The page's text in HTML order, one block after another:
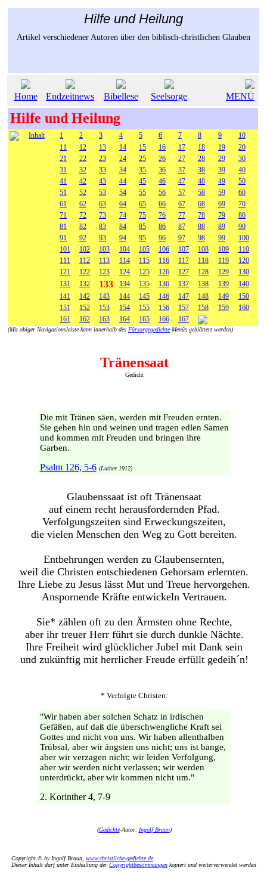
Hilfe und Heilung
Artikel verschiedener Autoren über den biblisch-christlichen Glauben
Home Endzeitnews Bibellese Seelsorge MENÜ
Hilfe und Heilung
Inhalt 1 2 3 4 5 6 7 8 9
10
11
12 13 14 15 16 17 18 19
20
21
22 23 24 25 26 27 28 29
30
31
32 33 34 35 36 37 38 39
40
41
42 43 44 45 46 47 48 49
50
51
52 53 54 55 56 57 58 59
60
61
62 63 64 65 66 67 68 69
70
71
72 73 74 75 76 77 78 79
80
81
82 83 84 85 86 87 88 89
90
91
92 93 94 95 96 97 98 99
100
101
102 103 104 105 106 107 108 109
110
111
112 113 114 115 116 117 118 119
120
121
122 123 124 125 126 127 128 129
130
131
132 133 134 135 136 137 138 139
140
141
142 143 144 145 146 147 148 149
150
151
152 153 154 155 156 157 158 159
160
161
162 163 164 165 166 167
(Mit obiger Navigationsleiste kann innerhalb des Fürsorgegedichte-Menüs geblättert werden)
Tränensaat
Gedicht
Die mit Tränen säen, werden mit Freuden ernten.
Sie gehen hin und weinen und tragen edlen Samen
und kommen mit Freuden und bringen ihre
Garben.
Psalm 126, 5-6 (Luther 1912)
Glaubenssaat ist oft Tränensaat
auf einem recht herausfordernden Pfad.
Verfolgungszeiten sind Erweckungszeiten,
die vielen Menschen den Weg zu Gott bereiten.
Entbehrungen werden zu Glaubensernten,
weil die Christen entschiedenen Gehorsam erlernten.
Ihre Liebe zu Jesus lässt Mut und Treue hervorgehen.
Anspornende Kräfte entwickeln Vertrauen.
Sie* zählen oft zu den Ärmsten ohne Rechte,
aber ihr treuer Herr führt sie durch dunkle Nächte.
Ihre Freiheit wird glücklicher Jubel mit Dank sein
und zukünftig mit herrlicher Freude erfüllt gedeih´n!
* Verfolgte Christen:
"Wir haben aber solchen Schatz in irdischen
Gefäßen, auf daß die überschwengliche Kraft sei
Gottes und nicht von uns. Wir haben allenthalben
Trübsal, aber wir ängsten uns nicht; uns ist bange,
aber wir verzagen nicht; wir leiden Verfolgung,
aber wir werden nicht verlassen; wir werden
unterdrückt, aber wir kommen nicht um."
2. Korinther 4, 7-9
(Gedichte-Autor: Ingolf Braun)
Copyright © by Ingolf Braun, www.christliche-gedichte.de
Dieser Inhalt darf unter Einhaltung der Copyrightbestimmungen kopiert und weiterverwendet werden